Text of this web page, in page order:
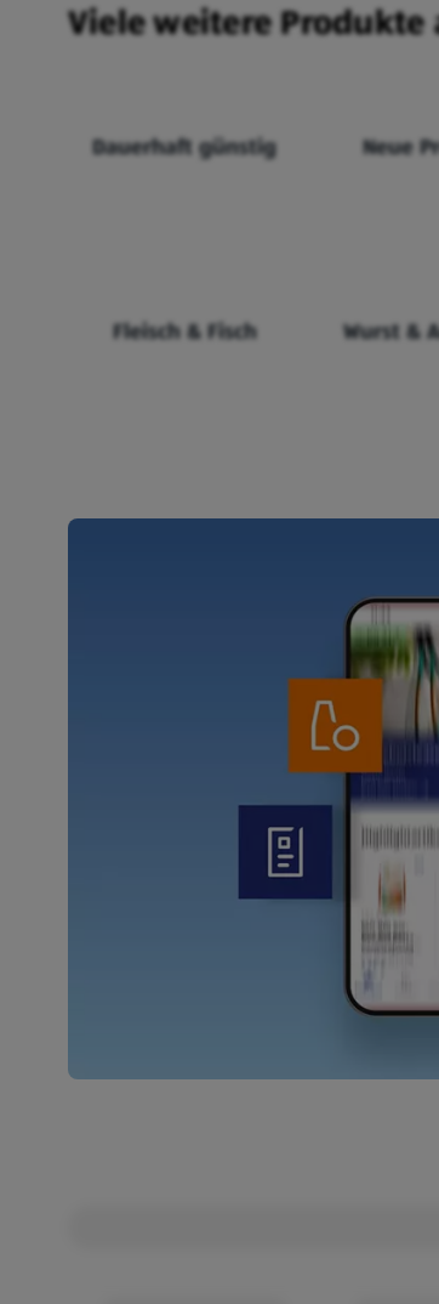
Viele weitere Produkte
Dauerhaft günstig Neue
Fleisch & Fisch Wurst &